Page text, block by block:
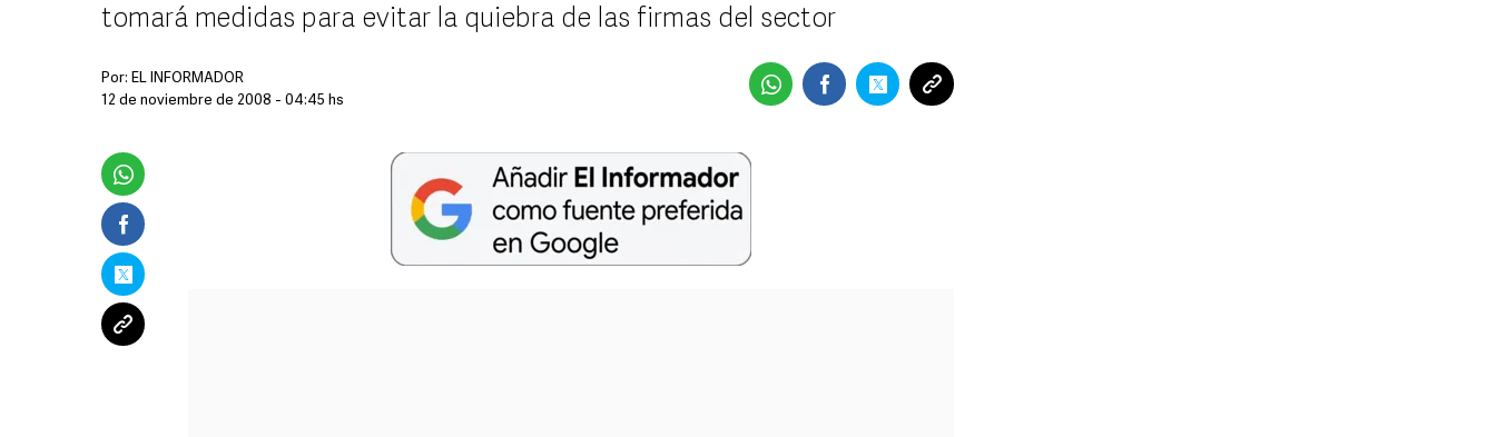
tomará medidas para evitar la quiebra de las firmas del sector
Por: EL INFORMADOR
12 de noviembre de 2008 - 04:45 hs